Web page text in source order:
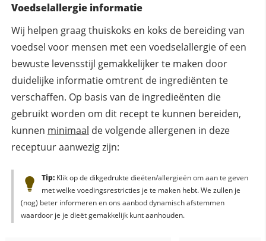
Voedselallergie informatie
Wij helpen graag thuiskoks en koks de bereiding van
voedsel voor mensen met een voedselallergie of een
bewuste levensstijl gemakkelijker te maken door
duidelijke informatie omtrent de ingrediënten te
verschaffen. Op basis van de ingredieënten die
gebruikt worden om dit recept te kunnen bereiden,
kunnen minimaal de volgende allergenen in deze
receptuur aanwezig zijn:
Tip:Klik op de dikgedrukte dieëten/allergieën om aan te geven
met welke voedingsrestricties je te maken hebt. We zullen je
(nog) beter informeren en ons aanbod dynamisch afstemmen
waardoor je je dieët gemakkelijk kunt aanhouden.